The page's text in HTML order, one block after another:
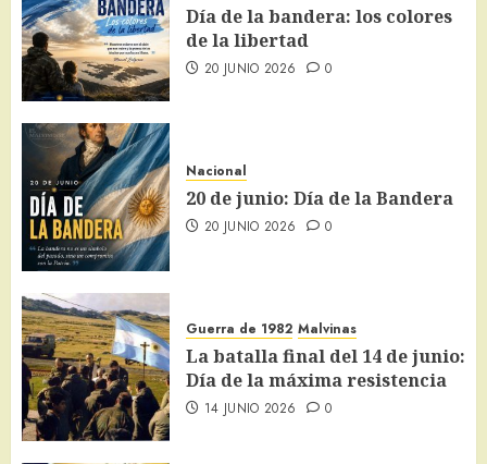
Día de la bandera: los colores
de la libertad
20 JUNIO 2026 0
Nacional
20 de junio: Día de la Bandera
20 JUNIO 2026 0
Guerra de 1982 Malvinas
La batalla final del 14 de junio:
Día de la máxima resistencia
14 JUNIO 2026 0